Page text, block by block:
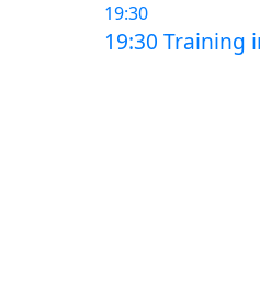
19:30
19:30 Training